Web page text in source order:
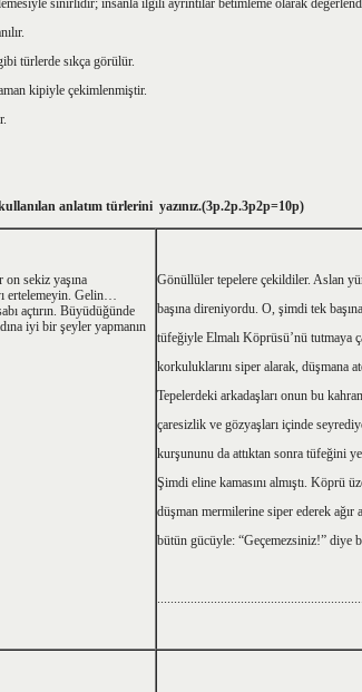
sınırlıdır; insanla ilgili ayrıntılar betimleme olarak
türlerde sıkça görülür.
kipiyle çekimlenmiştir.
anlatım türlerini yazınız.(3p.2p.3p2p=10p)
on sekiz yaşına
ertelemeyin. Gelin…
açtırın. Büyüdüğünde
iyi bir şeyler yapmanın
Gönüllüler tepelere çekildiler. Aslan
başına direniyordu. O, şimdi tek
tüfeğiyle Elmalı Köprüsü’nü tutmaya
korkuluklarını siper alarak, düşmana
Tepelerdeki arkadaşları onun bu
çaresizlik ve gözyaşları içinde
kurşununu da attıktan sonra tüfeğini
Şimdi eline kamasını almıştı. Köprü
düşman mermilerine siper ederek ağır
bütün gücüyle: “Geçemezsiniz!” diye